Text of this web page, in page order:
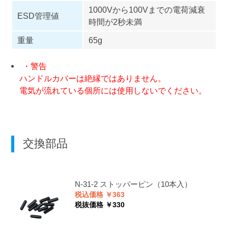
ESD管理値
1000Vから100Vまでの電荷減衰
時間が2秒未満
重量
65g
・警告
ハンドルカバーは絶縁ではありません。
電気が流れている個所には使用しないでください。
交換部品
N-31-2 ストッパーピン（10本入）
税込価格 ￥363
税抜価格 ￥330